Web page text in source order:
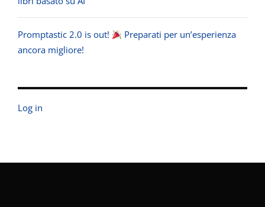
Promptastic 2.0 is out!
Preparati per un’esperienza
ancora migliore!
Log in